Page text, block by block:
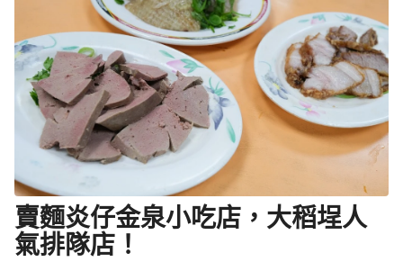
賣麵炎仔金泉小吃店，大稻埕人
氣排隊店！